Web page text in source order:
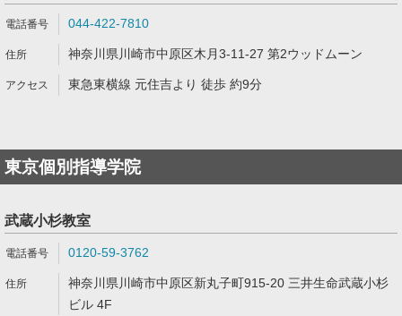
044-422-7810
神奈川県川崎市中原区木月3-11-27 第2ウッドムーン
東急東横線 元住吉より 徒歩 約9分
東京個別指導学院
武蔵小杉教室
0120-59-3762
神奈川県川崎市中原区新丸子町915-20 三井生命武蔵小杉
ビル 4F